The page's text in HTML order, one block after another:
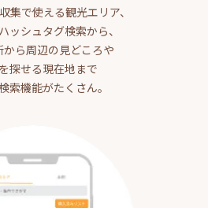
集で使える観光エリア、
ッシュタグ検索から、
から周辺の見どころや
探せる現在地まで
索機能がたくさん。